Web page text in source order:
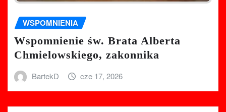
WSPOMNIENIA
Wspomnienie św. Brata Alberta
Chmielowskiego, zakonnika
BartekD cze 17, 2026